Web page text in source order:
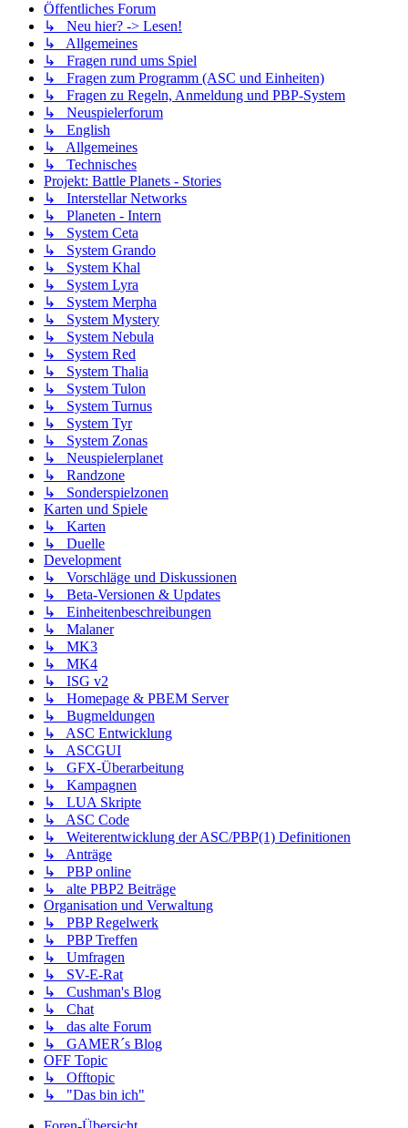
Öffentliches Forum
↳ Neu hier? -> Lesen!
↳ Allgemeines
↳ Fragen rund ums Spiel
↳ Fragen zum Programm (ASC und Einheiten)
↳ Fragen zu Regeln, Anmeldung und PBP-System
↳ Neuspielerforum
↳ English
↳ Allgemeines
↳ Technisches
Projekt: Battle Planets - Stories
↳ Interstellar Networks
↳ Planeten - Intern
↳ System Ceta
↳ System Grando
↳ System Khal
↳ System Lyra
↳ System Merpha
↳ System Mystery
↳ System Nebula
↳ System Red
↳ System Thalia
↳ System Tulon
↳ System Turnus
↳ System Tyr
↳ System Zonas
↳ Neuspielerplanet
↳ Randzone
↳ Sonderspielzonen
Karten und Spiele
↳ Karten
↳ Duelle
Development
↳ Vorschläge und Diskussionen
↳ Beta-Versionen & Updates
↳ Einheitenbeschreibungen
↳ Malaner
↳ MK3
↳ MK4
↳ ISG v2
↳ Homepage & PBEM Server
↳ Bugmeldungen
↳ ASC Entwicklung
↳ ASCGUI
↳ GFX-Überarbeitung
↳ Kampagnen
↳ LUA Skripte
↳ ASC Code
↳ Weiterentwicklung der ASC/PBP(1) Definitionen
↳ Anträge
↳ PBP online
↳ alte PBP2 Beiträge
Organisation und Verwaltung
↳ PBP Regelwerk
↳ PBP Treffen
↳ Umfragen
↳ SV-E-Rat
↳ Cushman's Blog
↳ Chat
↳ das alte Forum
↳ GAMER´s Blog
OFF Topic
↳ Offtopic
↳ "Das bin ich"